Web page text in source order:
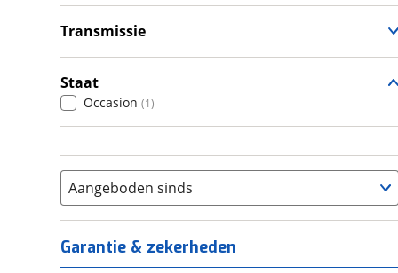
6+ (0)
Transmissie
Staat
Occasion (1)
Aangeboden sinds
Garantie & zekerheden